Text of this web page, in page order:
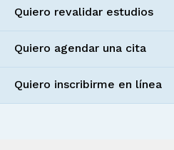
Quiero revalidar estudios
Quiero agendar una cita
Quiero inscribirme en línea